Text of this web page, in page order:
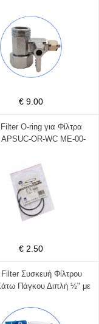
€ 9.00
O-ring για Φίλτρα
OR-WC ME-00-
€ 2.50
Συσκευή Φίλτρου
Πάγκου Διπλή ½" με
TWIN ME-03-207